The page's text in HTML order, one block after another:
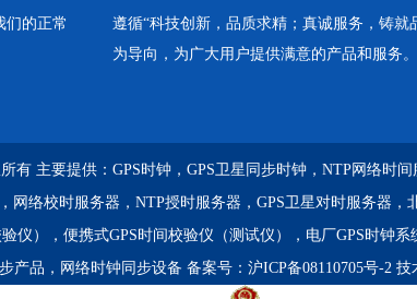
们的正常
遵循“科技创新，品质求精；真诚服务，铸就
为导向，为广大用户提供满意的产品和服务。
有 主要提供： GPS时钟，GPS卫星同步时钟，NTP网络时
网络校时服务器，NTP授时服务器，GPS卫星对时服务器
仪），便携式GPS时间校验仪（测试仪），电厂GPS时钟
产品，网络时钟同步设备 备案号： 沪ICP备08110705号-2技